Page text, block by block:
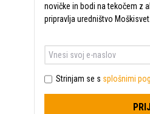
novičke in bodi na tekočem z
pripravlja uredništvo
Strinjam se s splošnimi